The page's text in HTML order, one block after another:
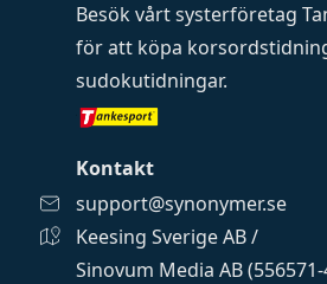
Besök vårt systerföretag
för att köpa
sudokutidningar.
Kontakt
support@synonymer.se
Keesing Sverige AB /
Sinovum Media AB